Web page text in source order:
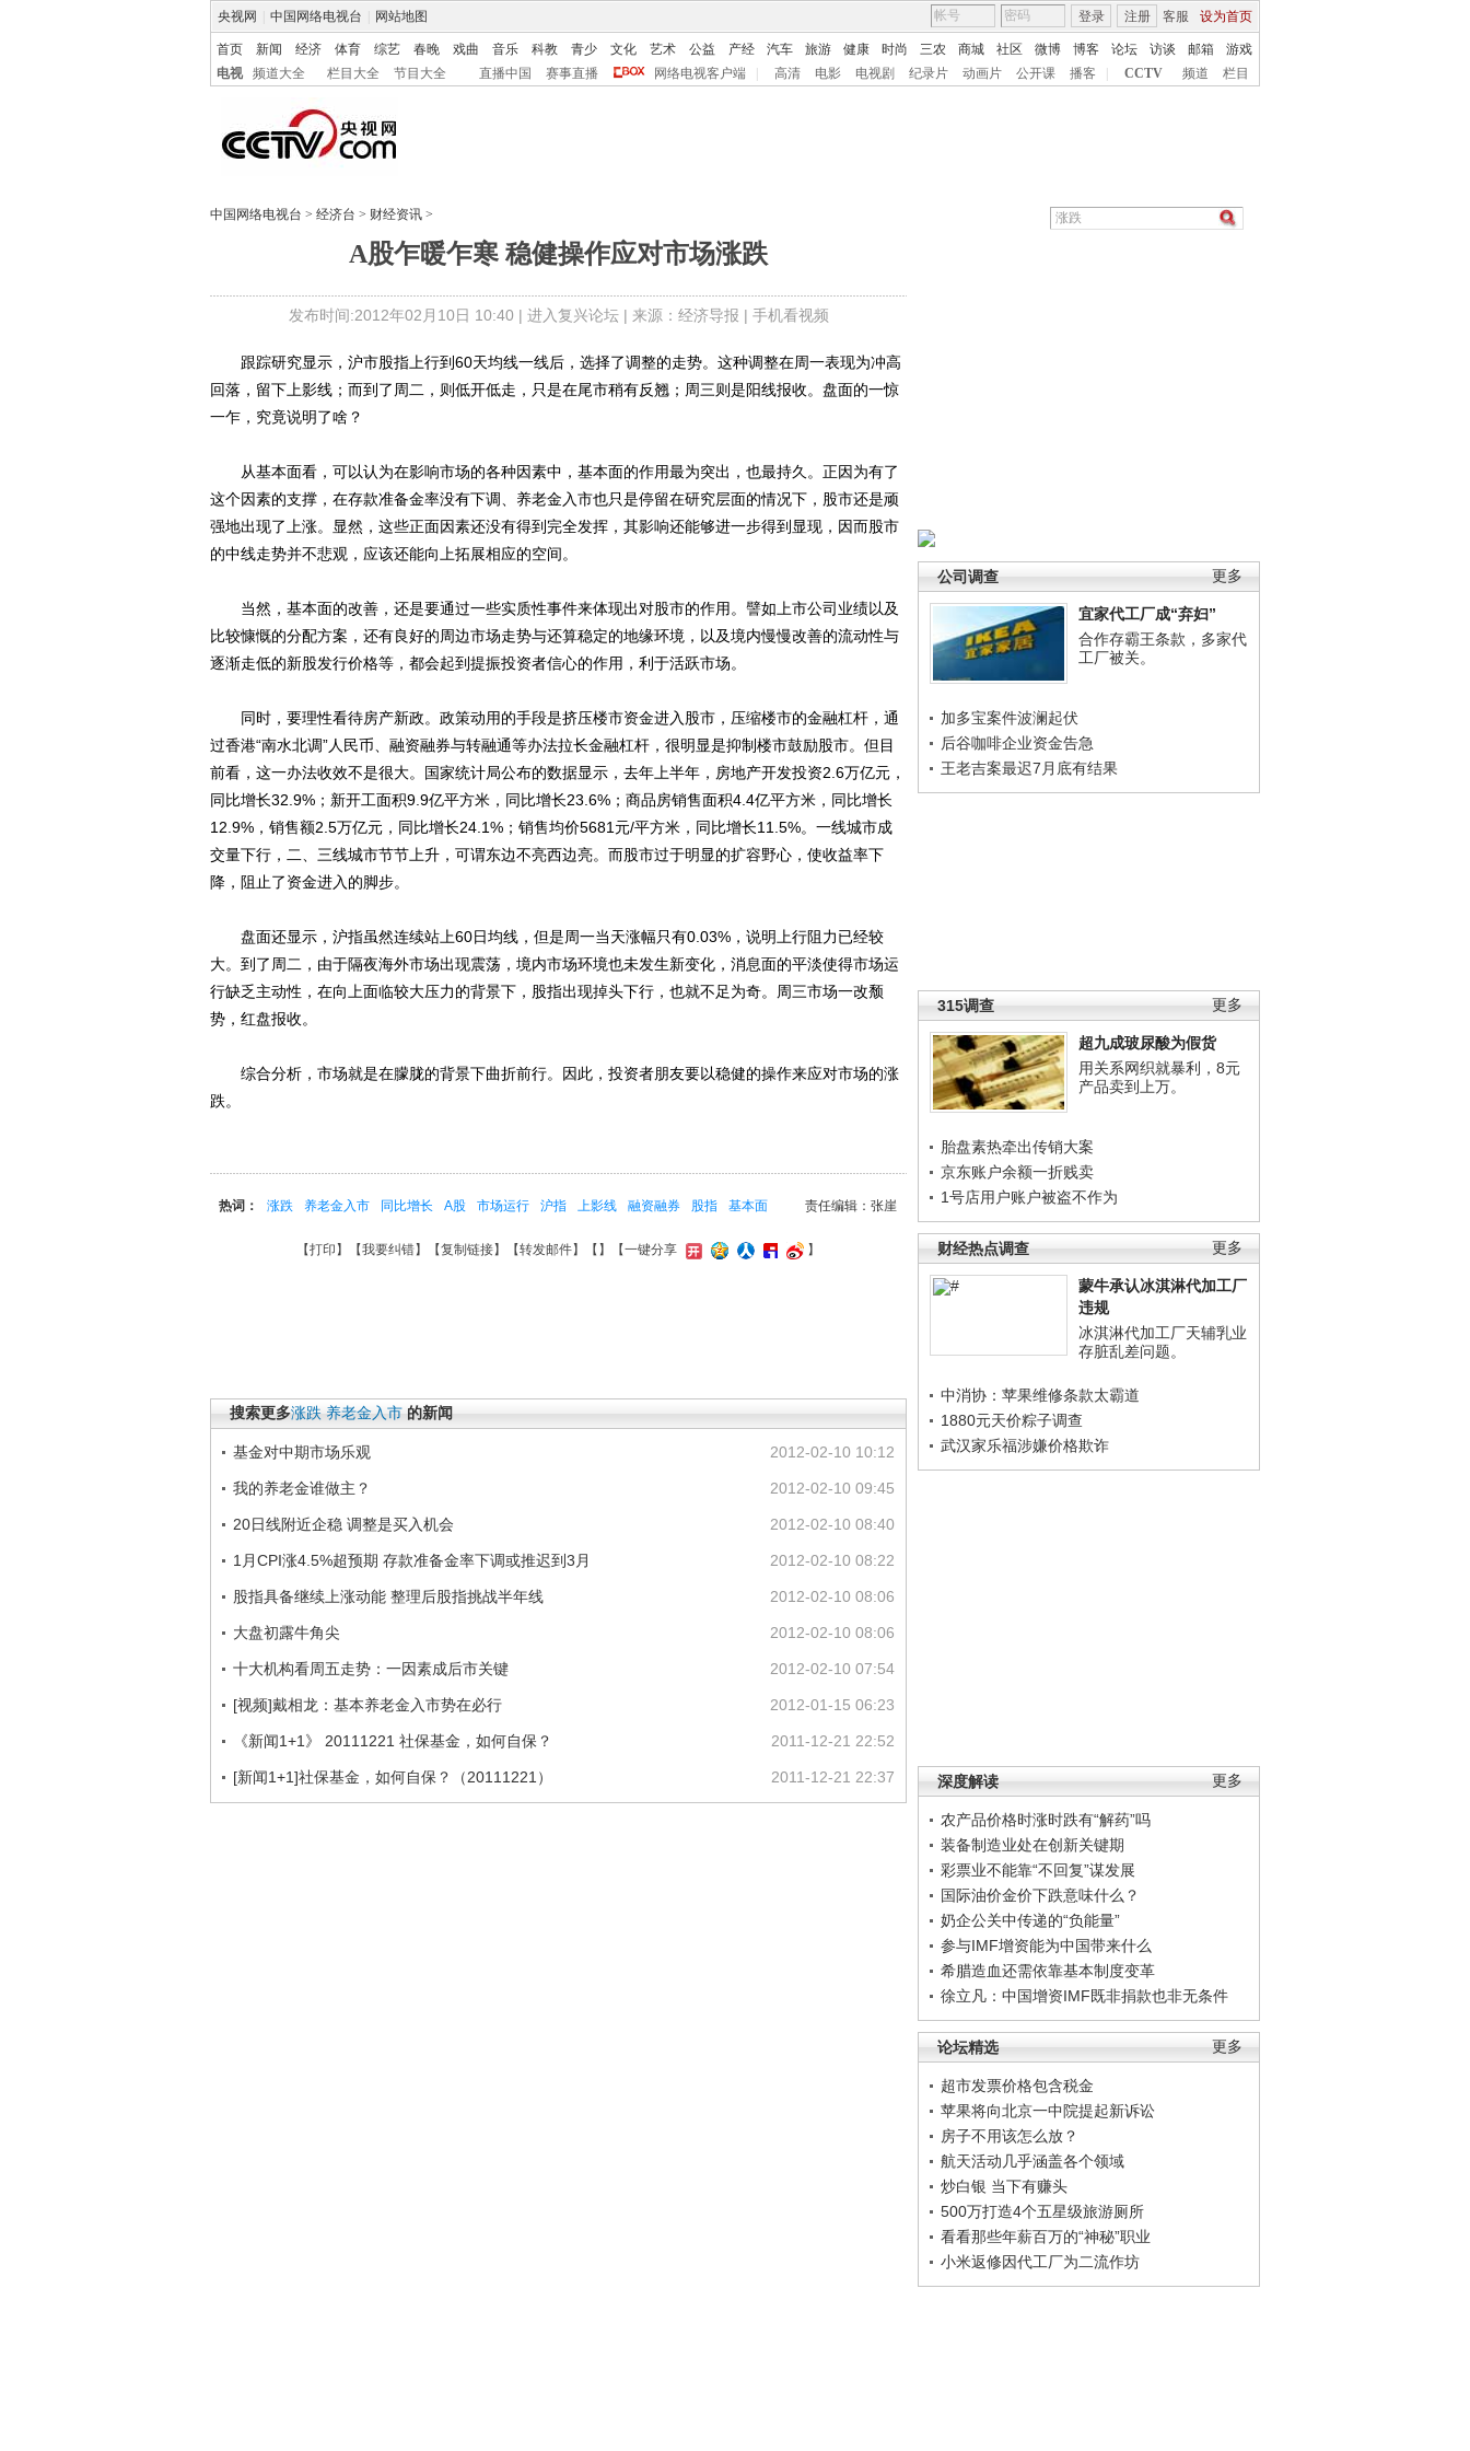
央视网 中国网络电视台 网站地图 客服 设为首页
登录 注册
首页 新闻 经济 体育 综艺 春晚 戏曲 音乐 科教 青少 文化 艺术 公益 产经 汽车 旅游 健康 时尚 三农 商城 社区 微博 博客 论坛 访谈 邮箱
游戏
电视
频道大全 栏目大全 节目大全 直播中国 赛事直播 网络电视客户端 高清 电影 电视剧 纪录片 动画片 公开课 播客 CCTV 频道 栏目
中国网络电视台 > 经济台 > 财经资讯 >
A股乍暖乍寒 稳健操作应对市场涨跌
发布时间:2012年02月10日 10:40 | 进入复兴论坛| 来源：经济导报 | 手机看视频
更多
公司调查
宜家代工厂成“弃妇”
合作存霸王条款，多家代
工厂被关。
加多宝案件波澜起伏
后谷咖啡企业资金告急
王老吉案最迟7月底有结果
更多
315调查
超九成玻尿酸为假货
用关系网织就暴利，8元
产品卖到上万。
胎盘素热牵出传销大案
京东账户余额一折贱卖
1号店用户账户被盗不作为
更多
财经热点调查
蒙牛承认冰淇淋代加工厂
违规
冰淇淋代加工厂天辅乳业
存脏乱差问题。
中消协：苹果维修条款太霸道
1880元天价粽子调查
武汉家乐福涉嫌价格欺诈
更多
深度解读
农产品价格时涨时跌有“解药”吗
装备制造业处在创新关键期
彩票业不能靠“不回复”谋发展
国际油价金价下跌意味什么？
奶企公关中传递的“负能量”
参与IMF增资能为中国带来什么
希腊造血还需依靠基本制度变革
徐立凡：中国增资IMF既非捐款也非无条件
更多
论坛精选
超市发票价格包含税金
苹果将向北京一中院提起新诉讼
房子不用该怎么放？
航天活动几乎涵盖各个领域
炒白银 当下有赚头
500万打造4个五星级旅游厕所
看看那些年薪百万的“神秘”职业
小米返修因代工厂为二流作坊
跟踪研究显示，沪市股指上行到60天均线一线后，选择了调整的走势。这种调整在周一表现为冲高
回落，留下上影线；而到了周二，则低开低走，只是在尾市稍有反翘；周三则是阳线报收。盘面的一惊
一乍，究竟说明了啥？
从基本面看，可以认为在影响市场的各种因素中，基本面的作用最为突出，也最持久。正因为有了
这个因素的支撑，在存款准备金率没有下调、养老金入市也只是停留在研究层面的情况下，股市还是顽
强地出现了上涨。显然，这些正面因素还没有得到完全发挥，其影响还能够进一步得到显现，因而股市
的中线走势并不悲观，应该还能向上拓展相应的空间。
当然，基本面的改善，还是要通过一些实质性事件来体现出对股市的作用。譬如上市公司业绩以及
比较慷慨的分配方案，还有良好的周边市场走势与还算稳定的地缘环境，以及境内慢慢改善的流动性与
逐渐走低的新股发行价格等，都会起到提振投资者信心的作用，利于活跃市场。
同时，要理性看待房产新政。政策动用的手段是挤压楼市资金进入股市，压缩楼市的金融杠杆，通
过香港“南水北调”人民币、融资融券与转融通等办法拉长金融杠杆，很明显是抑制楼市鼓励股市。但目
前看，这一办法收效不是很大。国家统计局公布的数据显示，去年上半年，房地产开发投资2.6万亿元，
同比增长32.9%；新开工面积9.9亿平方米，同比增长23.6%；商品房销售面积4.4亿平方米，同比增长
12.9%，销售额2.5万亿元，同比增长24.1%；销售均价5681元/平方米，同比增长11.5%。一线城市成
交量下行，二、三线城市节节上升，可谓东边不亮西边亮。而股市过于明显的扩容野心，使收益率下
降，阻止了资金进入的脚步。
盘面还显示，沪指虽然连续站上60日均线，但是周一当天涨幅只有0.03%，说明上行阻力已经较
大。到了周二，由于隔夜海外市场出现震荡，境内市场环境也未发生新变化，消息面的平淡使得市场运
行缺乏主动性，在向上面临较大压力的背景下，股指出现掉头下行，也就不足为奇。周三市场一改颓
势，红盘报收。
综合分析，市场就是在朦胧的背景下曲折前行。因此，投资者朋友要以稳健的操作来应对市场的涨
跌。
责任编辑：张崖
热词： 涨跌 养老金入市 同比增长 A股 市场运行 沪指 上影线 融资融券 股指 基本面
【打印 】【我要纠错】【复制链接】【转发邮件】【 】 【一键分享 】
搜索更多涨跌 养老金入市 的新闻
2012-02-10 10:12
基金对中期市场乐观
2012-02-10 09:45
我的养老金谁做主？
2012-02-10 08:40
20日线附近企稳 调整是买入机会
2012-02-10 08:22
1月CPI涨4.5%超预期 存款准备金率下调或推迟到3月
2012-02-10 08:06
股指具备继续上涨动能 整理后股指挑战半年线
2012-02-10 08:06
大盘初露牛角尖
2012-02-10 07:54
十大机构看周五走势：一因素成后市关键
2012-01-15 06:23
[视频]戴相龙：基本养老金入市势在必行
2011-12-21 22:52
《新闻1+1》 20111221 社保基金，如何自保？
2011-12-21 22:37
[新闻1+1]社保基金，如何自保？（20111221）